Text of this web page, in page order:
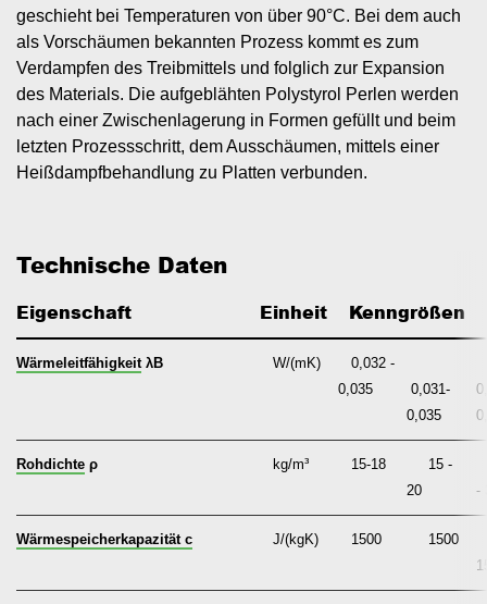
geschieht bei Temperaturen von über 90°C. Bei dem auch
als Vorschäumen bekannten Prozess kommt es zum
Verdampfen des Treibmittels und folglich zur Expansion
des Materials. Die aufgeblähten Polystyrol Perlen werden
nach einer Zwischenlagerung in Formen gefüllt und beim
letzten Prozessschritt, dem Ausschäumen, mittels einer
Heißdampfbehandlung zu Platten verbunden.
Technische Daten
Eigenschaft Einheit Kenngrößen
Wärmeleitfähigkeit λB W/(mK)
0,032 -
0,035
0,031-
0,035
Rohdichte ρ kg/m³ 15-18
15 -
20
-
Wärmespeicherkapazität c J/(kgK) 1500
1500